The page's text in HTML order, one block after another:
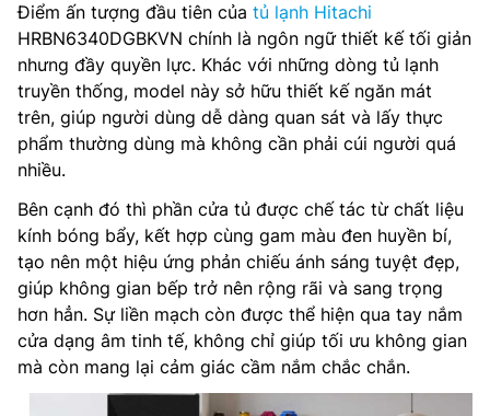
Điểm ấn tượng đầu tiên của tủ lạnh Hitachi
HRBN6340DGBKVN chính là ngôn ngữ thiết kế tối giản
nhưng đầy quyền lực. Khác với những dòng tủ lạnh
truyền thống, model này sở hữu thiết kế ngăn mát
trên, giúp người dùng dễ dàng quan sát và lấy thực
phẩm thường dùng mà không cần phải cúi người quá
nhiều.
Bên cạnh đó thì phần cửa tủ được chế tác từ chất liệu
kính bóng bẩy, kết hợp cùng gam màu đen huyền bí,
tạo nên một hiệu ứng phản chiếu ánh sáng tuyệt đẹp,
giúp không gian bếp trở nên rộng rãi và sang trọng
hơn hẳn. Sự liền mạch còn được thể hiện qua tay nắm
cửa dạng âm tinh tế, không chỉ giúp tối ưu không gian
mà còn mang lại cảm giác cầm nắm chắc chắn.